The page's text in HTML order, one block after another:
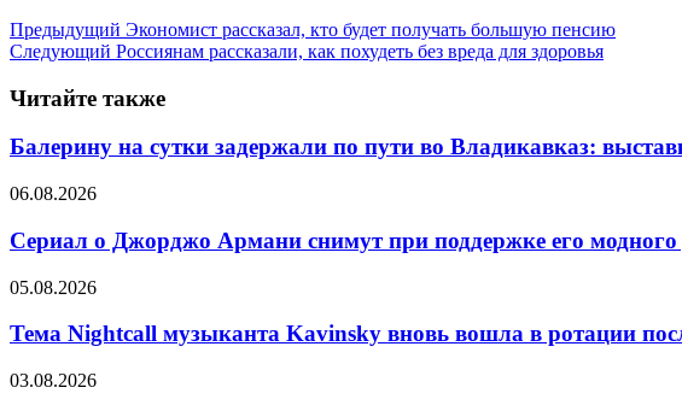
Предыдущий Экономист рассказал, кто будет получать большую пенсию
Следующий Россиянам рассказали, как похудеть без вреда для здоровья
Читайте также
Балерину на сутки задержали по пути во Владикавказ:
06.08.2026
Сериал о Джорджо Армани снимут при поддержке его
05.08.2026
Тема Nightcall музыканта Kavinsky вновь вошла в ротации
03.08.2026